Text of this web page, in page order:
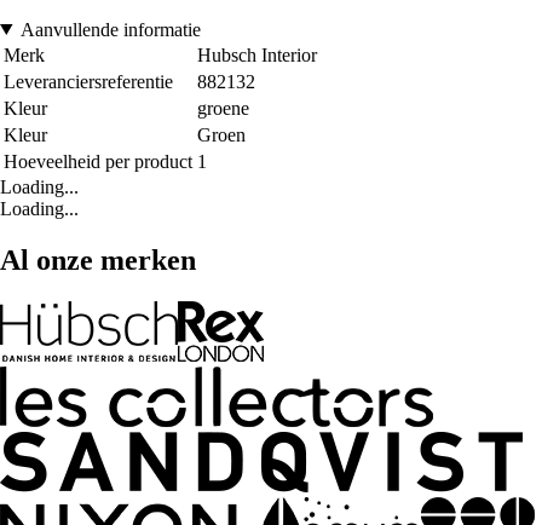
Aanvullende informatie
Merk
Hubsch Interior
Leveranciersreferentie
882132
Kleur
groene
Kleur
Groen
Hoeveelheid per product 1
Loading...
Loading...
Al onze merken